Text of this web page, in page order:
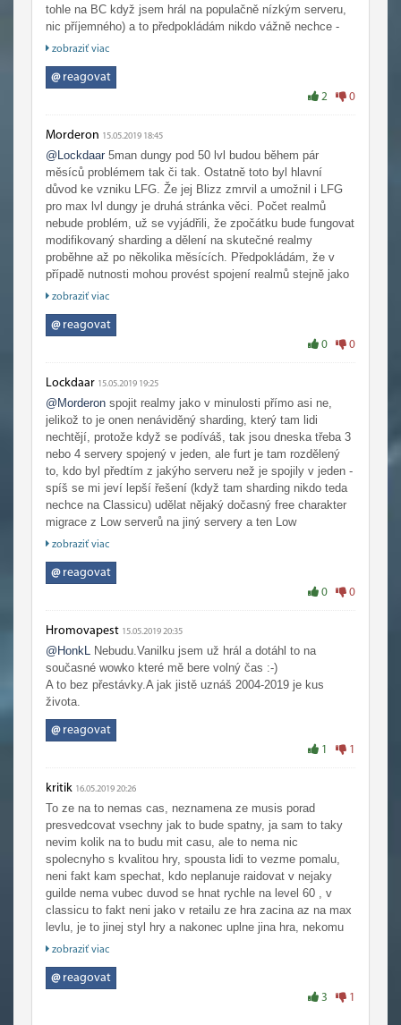
tohle na BC když jsem hrál na populačně nízkým serveru,
nic příjemného) a to předpokládám nikdo vážně nechce -
čili doufám, že něco takovýho nenastane v nějakým
zobraziť viac
@reagovat
2 0
Morderon 15.05.2019 18:45
@Lockdaar 5man dungy pod 50 lvl budou během pár
měsíců problémem tak či tak. Ostatně toto byl hlavní
důvod ke vzniku LFG. Že jej Blizz zmrvil a umožnil i LFG
pro max lvl dungy je druhá stránka věci. Počet realmů
nebude problém, už se vyjádřili, že zpočátku bude fungovat
modifikovaný sharding a dělení na skutečné realmy
proběhne až po několika měsících. Předpokládám, že v
případě nutnosti mohou provést spojení realmů stejně jako
v minulosti.
zobraziť viac
@reagovat
0 0
Lockdaar 15.05.2019 19:25
@Morderon spojit realmy jako v minulosti přímo asi ne,
jelikož to je onen nenáviděný sharding, který tam lidi
nechtějí, protože když se podíváš, tak jsou dneska třeba 3
nebo 4 servery spojený v jeden, ale furt je tam rozdělený
to, kdo byl předtím z jakýho serveru než je spojily v jeden -
spíš se mi jeví lepší řešení (když tam sharding nikdo teda
nechce na Classicu) udělat nějaký dočasný free charakter
migrace z Low serverů na jiný servery a ten Low
server/servery prostě pak na tvrdo zavřít. Řekl bych jediný
použití shardingu, jiný asi už neexistuje (a kdo by free
charakter migrace nevyužil nebo nestihl, tak ty postavy by
který by potřeboval zaplnit)
zobraziť viac
@reagovat
0 0
Hromovapest 15.05.2019 20:35
@HonkL
Nebudu.Vanilku jsem už hrál a dotáhl to na
současné wowko které mě bere volný čas :-)
A to bez přestávky.A jak jistě uznáš 2004-2019 je kus
života.
@reagovat
1 1
kritik 16.05.2019 20:26
To ze na to nemas cas, neznamena ze musis porad
presvedcovat vsechny jak to bude spatny, ja sam to taky
nevim kolik na to budu mit casu, ale to nema nic
spolecnyho s kvalitou hry, spousta lidi to vezme pomalu,
neni fakt kam spechat, kdo neplanuje raidovat v nejaky
guilde nema vubec duvod se hnat rychle na level 60 , v
classicu to fakt neni jako v retailu ze hra zacina az na max
levlu, je to jinej styl hry a nakonec uplne jina hra, nekomu
sedne nekomu ne, stejny jako u bfa.
zobraziť viac
@reagovat
3 1